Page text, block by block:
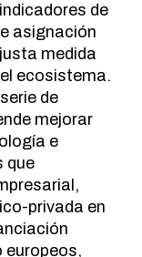
de
asignación
medida
ecosistema.
de
mejorar
e
que
privada en
europeos,